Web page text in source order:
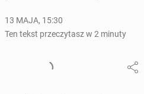
13 MAJA, 15:30
Ten tekst przeczytasz w 2 minuty